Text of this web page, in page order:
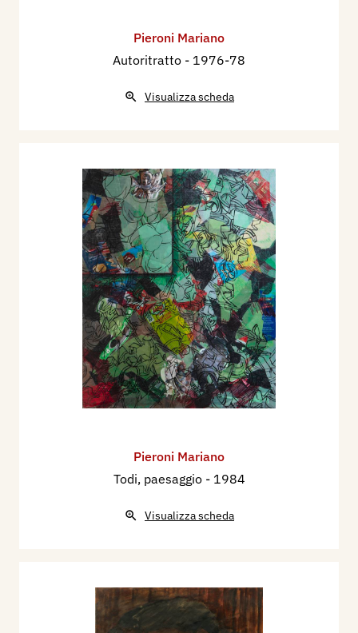
Pieroni Mariano
Autoritratto - 1976-78
Visualizza scheda
Pieroni Mariano
Todi, paesaggio - 1984
Visualizza scheda